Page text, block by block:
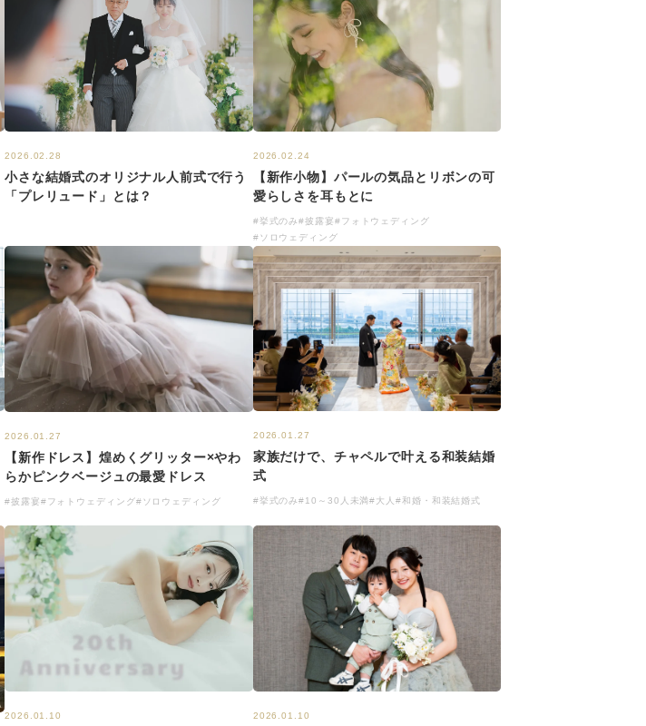
2026.02.28
小さな結婚式のオリジナル人前式で行う
「プレリュード」とは？
2026.02.24
【新作小物】パールの気品とリボンの可
愛らしさを耳もとに
#挙式のみ#披露宴#フォトウェディング
#ソロウェディング
2026.01.27
【新作ドレス】煌めくグリッター×やわ
らかピンクベージュの最愛ドレス
#披露宴#フォトウェディング#ソロウェディング
2026.01.27
家族だけで、チャペルで叶える和装結婚
式
#挙式のみ#10～30人未満#大人#和婚・和装結婚式
2026.01.10 2026.01.10